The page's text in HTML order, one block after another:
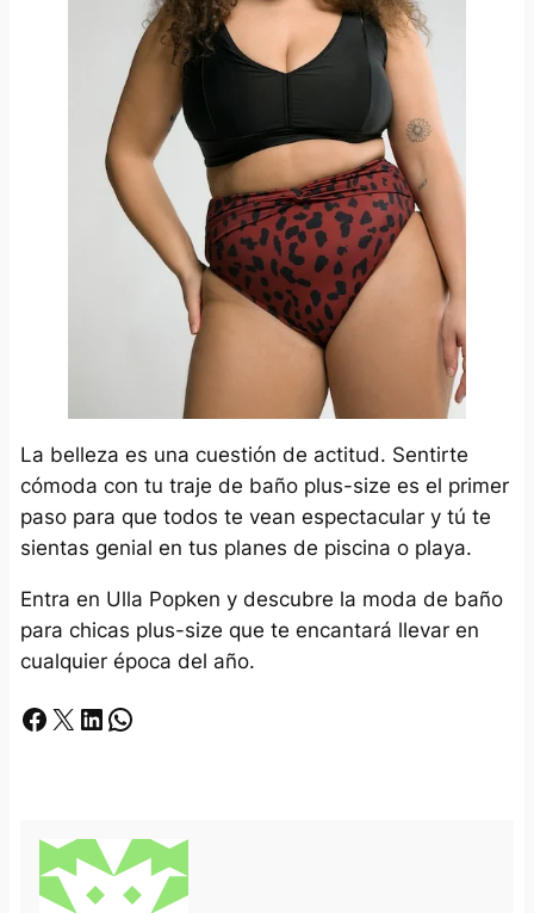
La belleza es una cuestión de actitud. Sentirte
cómoda con tu traje de baño plus-size es el primer
paso para que todos te vean espectacular y tú te
sientas genial en tus planes de piscina o playa.
Entra en Ulla Popken y descubre la moda de baño
para chicas plus-size que te encantará llevar en
cualquier época del año.
Facebook X LinkedIn Whatsapp